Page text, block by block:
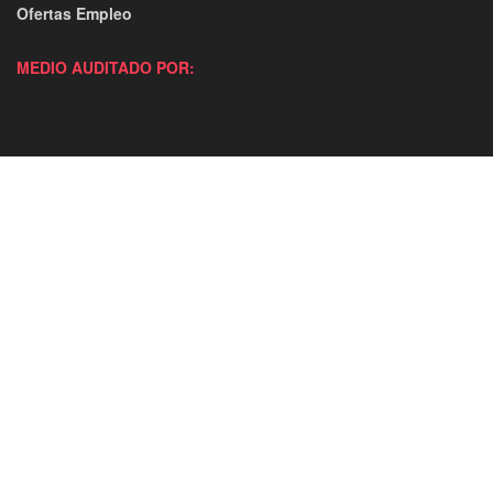
Ofertas Empleo
MEDIO AUDITADO POR: